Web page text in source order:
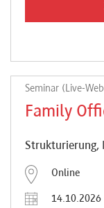
Seminar (Live-
Family
Strukturierung,
Online
14.10.2026